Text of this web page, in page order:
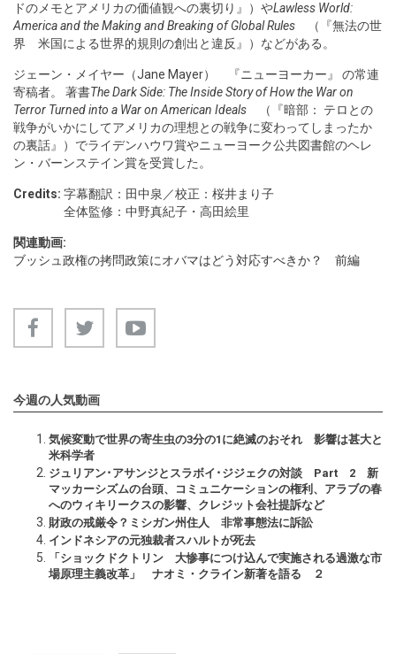
ドのメモとアメリカの価値観への裏切り』）やLawless World:
America and the Making and Breaking of Global Rules （『無法の世
界 米国による世界的規則の創出と違反』）などがある。
ジェーン・メイヤー（Jane Mayer） 『ニューヨーカー』 の常連
寄稿者。 著書The Dark Side: The Inside Story of How the War on
Terror Turned into a War on American Ideals （『暗部： テロとの
戦争がいかにしてアメリカの理想との戦争に変わってしまったか
の裏話』）でライデンハウワ賞やニューヨーク公共図書館のヘレ
ン・バーンステイン賞を受賞した。
Credits: 字幕翻訳：田中泉／校正：桜井まり子
全体監修：中野真紀子・高田絵里
関連動画:
ブッシュ政権の拷問政策にオバマはどう対応すべきか？ 前編
今週の人気動画
気候変動で世界の寄生虫の3分の1に絶滅のおそれ 影響は甚大と
米科学者
ジュリアン･アサンジとスラボイ･ジジェクの対談 Part 2 新
マッカーシズムの台頭、コミュニケーションの権利、アラブの春
へのウィキリークスの影響、クレジット会社提訴など
財政の戒厳令？ミシガン州住人 非常事態法に訴訟
インドネシアの元独裁者スハルトが死去
「ショックドクトリン 大惨事につけ込んで実施される過激な市
場原理主義改革」 ナオミ・クライン新著を語る ２